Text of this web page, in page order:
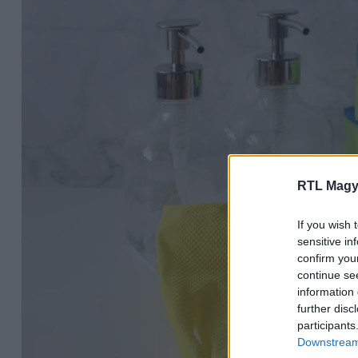
RTL
If you wish
sensitive
confirm
continue
information
further